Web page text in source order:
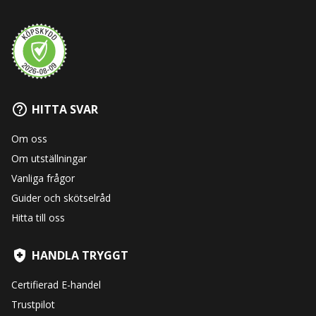
HITTA SVAR
Om oss
Om utställningar
Vanliga frågor
Guider och skötselråd
Hitta till oss
HANDLA TRYGGT
Certifierad E-handel
Trustpilot